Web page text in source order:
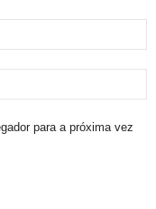
para a próxima vez